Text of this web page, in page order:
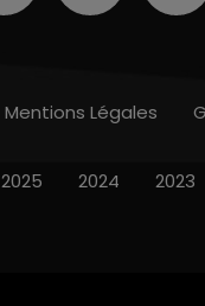
Mentions Légales
2025 2024 2023